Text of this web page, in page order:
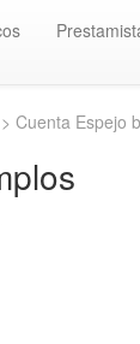
> Cuenta Espejo